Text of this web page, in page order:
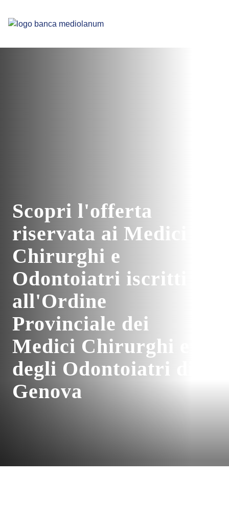
Scopri l'offerta
riservata ai Medici
Chirurghi e
Odontoiatri iscritti
all'Ordine
Provinciale dei
Medici Chirurghi e
degli Odontoiatri di
Genova